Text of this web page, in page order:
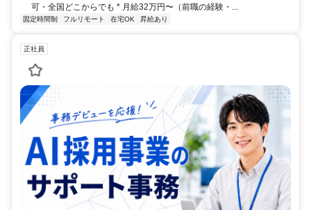
可・全国どこからでも * 月給32万円〜（前職の経験・...
固定時間制 フルリモート 在宅OK 昇給あり
正社員